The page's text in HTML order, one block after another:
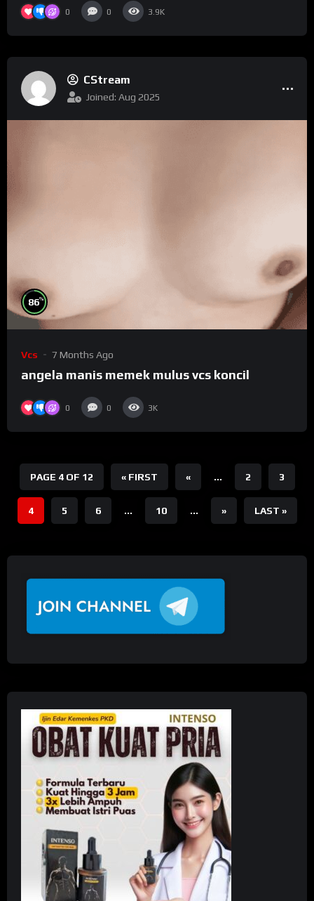
0 0 3.9K
CStream
Joined: Aug 2025
86%
Vcs 7 Months Ago
angela manis memek mulus vcs koncil
0 0 3K
PAGE 4 OF 12 « FIRST « ... 2 3
4 5 6 ... 10 ... » LAST »